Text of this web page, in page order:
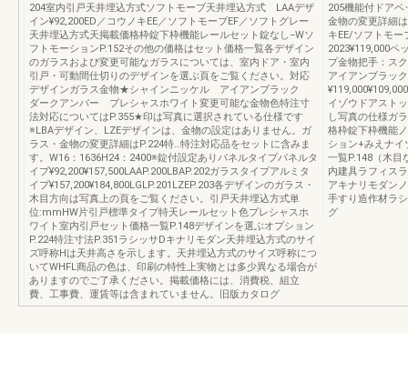
204室内引戸天井埋込方式ソフトモーブ天井埋込方式 LAAデザ
イン¥92,200ED／コウノキEE／ソフトモーブEF／ソフトグレー
天井埋込方式天掲載価格枠錠下枠機能レールセット錠なし−Wソ
フトモーションP.152その他の価格はセット価格一覧各デザイン
のガラスおよび変更可能なガラスについては、室内ドア・室内
引戸・可動間仕切りのデザインを選ぶ頁をご覧ください。対応
デザインガラス金物★シャインニッケル アイアンブラック
ダークアンバー プレシャスホワイト変更可能な金物色特注寸
法対応についてはP.355★印は写真に選択されている仕様です
※LBAデザイン、LZEデザインは、金物の設定はありません。ガ
ラス・金物の変更詳細はP.224特…特注対応品をセットに含みま
す。W16：1636H24：2400※錠付設定ありパネルタイプパネルタ
イプ¥92,200¥157,500LAAP.200LBAP.202ガラスタイプアルミタ
イプ¥157,200¥184,800LGLP.201LZEP.203各デザインのガラス・
木目方向は写真上の頁をご覧ください。引戸天井埋込方式単
位:mmHW片引戸標準タイプ特天レールセット色プレシャスホ
ワイト室内引戸セット価格一覧P.148デザインを選ぶオプション
P.224特注寸法P.351ラシッサDキナリモダン天井埋込方式のサイ
ズ呼称Hは天井高さを示します。天井埋込方式のサイズ呼称につ
いてWHFL商品の色は、印刷の特性上実物とは多少異なる場合が
ありますのでご了承ください。掲載価格には、消費税、組立
費、工事費、運賃等は含まれていません。旧版カタログ
205機能付ドア
金物の変更詳細
キEE/ソフトモー
2023¥119,000ペ
プ金物把手：ス
アイアンブラッ
イゾウドアスト
し写真の仕様ガ
格枠錠下枠機能
ション+みえナイ
一覧P.148（木目
内建具ラフィス
アキナリモダン
手すり造作材ラ
グ